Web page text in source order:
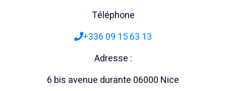
Téléphone
+336 09 15 63 13
Adresse :
6 bis avenue durante 06000 Nice